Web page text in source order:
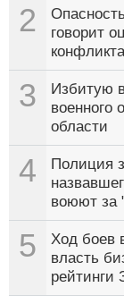
2
говорит
3
Избитую
военного
области
4
Полиция
воюют за
5
Ход боев
власть
рейтинги